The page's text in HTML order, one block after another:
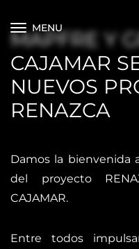
MENU
MAPFRE Y
CAJAMAR
NUEVOS
RENAZCA
Damos la bienvenida
del proyecto
CAJAMAR.
Entre todos